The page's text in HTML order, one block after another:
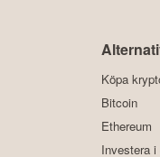
Köpa
Bitcoin
Ethereum
Investera i